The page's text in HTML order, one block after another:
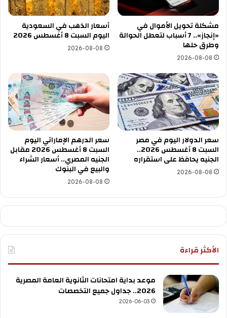
مشكلة تحويل الأموال في
«إنجاز».. 7 أسباب لتعطل الحوالة
وطرق حلها
2026-08-08
أسعار الذهب في السعودية
اليوم السبت 8 أغسطس 2026
2026-08-08
سعر الدولار اليوم في مصر
السبت 8 أغسطس 2026..
الجنيه يحافظ على استقراره
2026-08-08
سعر الدرهم الإماراتي اليوم
السبت 8 أغسطس 2026 مقابل
الجنيه المصري.. أسعار الشراء
والبيع في البنوك
2026-08-08
الأكثر قراءة
موعد بداية امتحانات الثانوية العامة المصرية
2026.. جداول جميع التخصصات
2026-06-03